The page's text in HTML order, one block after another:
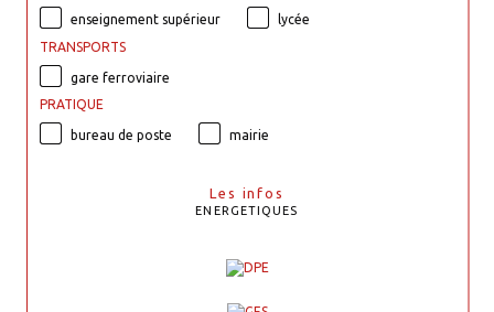
enseignement supérieur
lycée
TRANSPORTS
gare ferroviaire
PRATIQUE
bureau de poste mairie
Les infos
ENERGETIQUES